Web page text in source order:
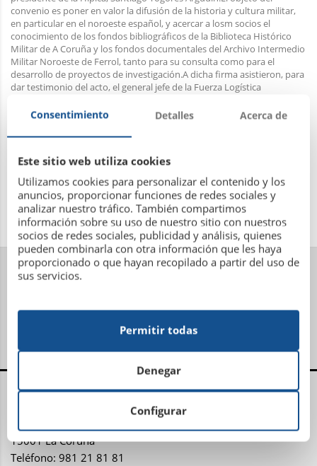
convenio es poner en valor la difusión de la historia y cultura militar,
en particular en el noroeste español, y acercar a losm socios el
conocimiento de los fondos bibliográficos de la Biblioteca Histórico
Militar de A Coruña y los fondos documentales del Archivo Intermedio
Militar Noroeste de Ferrol, tanto para su consulta como para el
desarrollo de proyectos de investigación.A dicha firma asistieron, para
dar testimonio del acto, el general jefe de la Fuerza Logística
general jefe del Estado Mayor de la Fuerza Logística Operativa, Excmo.
Centro Administrativo, Social y Deportivo
15001 La Coruña
Teléfono: 981 21 81 81
Consentimiento Detalles Acerca de
Este sitio web utiliza cookies
Utilizamos cookies para personalizar el contenido y los
anuncios, proporcionar funciones de redes sociales y
analizar nuestro tráfico. También compartimos
información sobre su uso de nuestro sitio con nuestros
socios de redes sociales, publicidad y análisis, quienes
pueden combinarla con otra información que les haya
proporcionado o que hayan recopilado a partir del uso de
sus servicios.
Configurar
Denegar
Permitir todas